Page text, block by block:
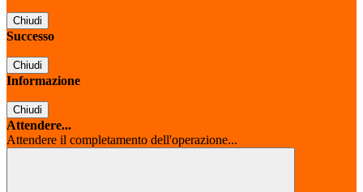
Chiudi
Successo
Chiudi
Informazione
Chiudi
Attendere...
Attendere il completamento dell'operazione...